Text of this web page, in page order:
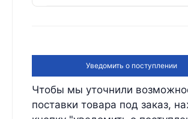
Уведомить о поступлении
Чтобы мы уточнили
поставки товара под заказ,